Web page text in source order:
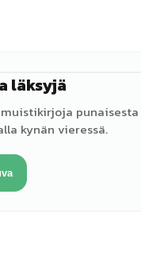
läksyjä
punaisesta
kynän vieressä.